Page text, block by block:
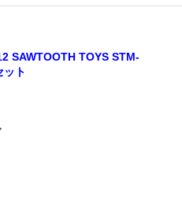
SAWTOOTH TOYS STM-
ット